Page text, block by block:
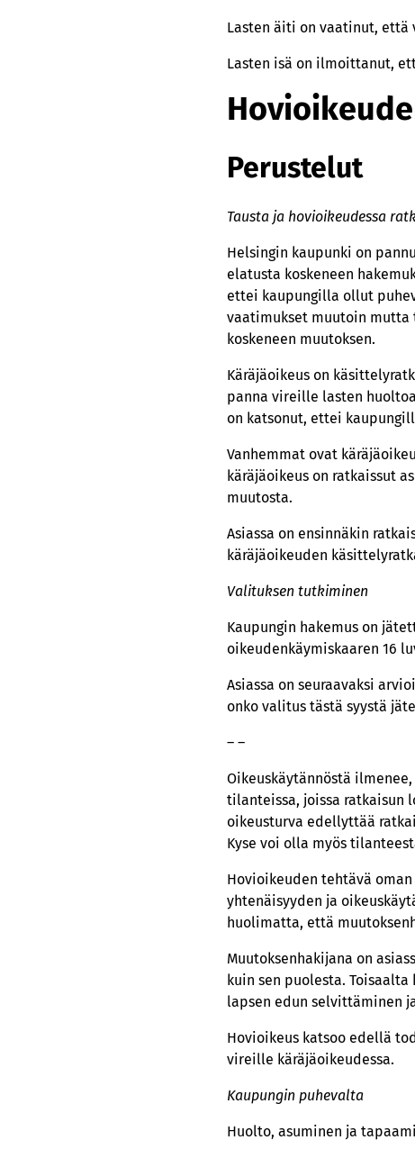
Lasten äiti on vaatinut, että
Lasten isä on ilmoittanut,
Perustelut
Tausta ja hovioikeudessa
Helsingin kaupunki on
elatusta koskeneen
ettei kaupungilla ollut
vaatimukset muutoin mutta
koskeneen muutoksen.
Käräjäoikeus on
panna vireille lasten
on katsonut, ettei
Vanhemmat ovat
käräjäoikeus on ratkaissut
muutosta.
Asiassa on ensinnäkin
käräjäoikeuden
Valituksen tutkiminen
Kaupungin hakemus on
oikeudenkäymiskaaren 16
Asiassa on seuraavaksi
onko valitus tästä syystä
– –
Oikeuskäytännöstä
tilanteissa, joissa ratkaisun
oikeusturva edellyttää
Kyse voi olla myös
Hovioikeuden tehtävä
yhtenäisyyden ja
huolimatta, että
Muutoksenhakijana on
kuin sen puolesta.
lapsen edun selvittäminen
Hovioikeus katsoo edellä
vireille käräjäoikeudessa.
Kaupungin puhevalta
Huolto, asuminen ja